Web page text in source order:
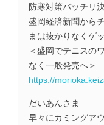
防寒対策バッチリ
盛岡経済新聞から
まは抜かりなくゲ
＜盛岡でテニスの
なく一般発売へ＞
https://
だいあんさま
早々にカミングア